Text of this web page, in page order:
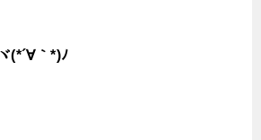
ヾ(*´∀｀*)ﾉ